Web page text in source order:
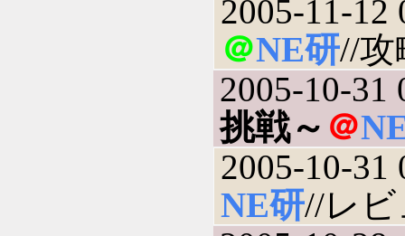
2005-11-12
＠NE研//攻
2005-10-31
挑戦～ ＠
2005-10-31
NE研//レビ